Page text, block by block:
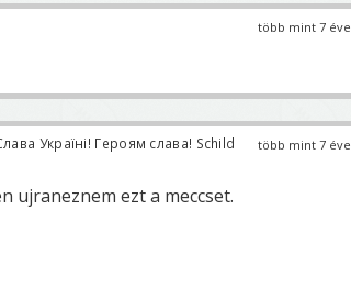
több mint 7 éve
több mint 7 éve
Україні! Героям слава! Schild
ujraneznem ezt a meccset.